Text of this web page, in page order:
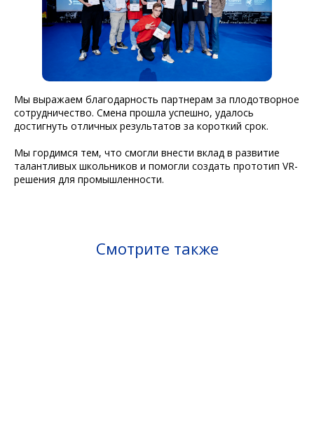
Мы выражаем благодарность партнерам за плодотворное
сотрудничество. Смена прошла успешно, удалось
достигнуть отличных результатов за короткий срок.
Мы гордимся тем, что смогли внести вклад в развитие
талантливых школьников и помогли создать прототип VR-
решения для промышленности.
Смотрите также